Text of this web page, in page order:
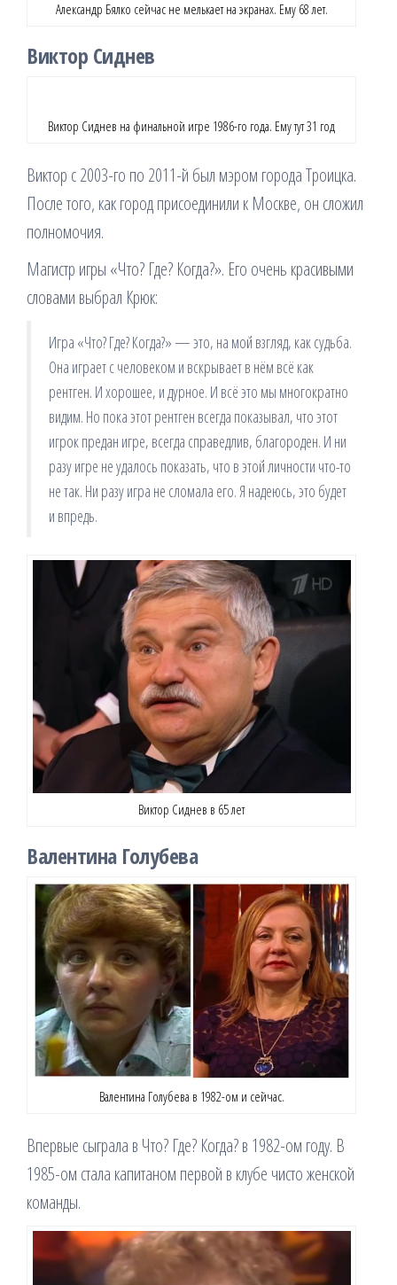
Александр Бялко сейчас не мелькает на экранах. Ему 68 лет.
Виктор Сиднев
Виктор Сиднев на финальной игре 1986-го года. Ему тут 31 год
Виктор с 2003-го по 2011-й был мэром города Троицка.
После того, как город присоединили к Москве, он сложил
полномочия.
Магистр игры «Что? Где? Когда?». Его очень красивыми
словами выбрал Крюк:
Игра «Что? Где? Когда?» — это, на мой взгляд, как судьба.
Она играет с человеком и вскрывает в нём всё как
рентген. И хорошее, и дурное. И всё это мы многократно
видим. Но пока этот рентген всегда показывал, что этот
игрок предан игре, всегда справедлив, благороден. И ни
разу игре не удалось показать, что в этой личности что-то
не так. Ни разу игра не сломала его. Я надеюсь, это будет
и впредь.
Виктор Сиднев в 65 лет
Валентина Голубева
Валентина Голубева в 1982-ом и сейчас.
Впервые сыграла в Что? Где? Когда? в 1982-ом году. В
1985-ом стала капитаном первой в клубе чисто женской
команды.